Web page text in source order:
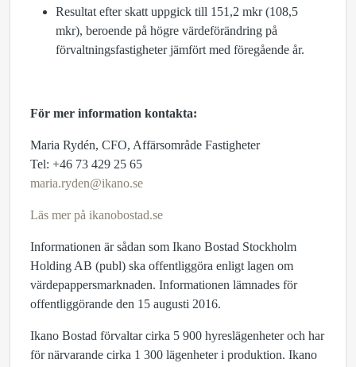
Resultat efter skatt uppgick till 151,2 mkr (108,5
mkr), beroende på högre värdeförändring på
förvaltningsfastigheter jämfört med föregående år.
För mer information kontakta:
Maria Rydén, CFO, Affärsområde Fastigheter
Tel: +46 73 429 25 65
maria.ryden@ikano.se
Läs mer på ikanobostad.se
Informationen är sådan som Ikano Bostad Stockholm
Holding AB (publ) ska offentliggöra enligt lagen om
värdepappersmarknaden. Informationen lämnades för
offentliggörande den 15 augusti 2016.
Ikano Bostad förvaltar cirka 5 900 hyreslägenheter och har
för närvarande cirka 1 300 lägenheter i produktion. Ikano